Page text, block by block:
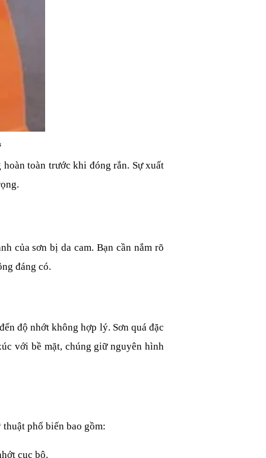
toàn trước khi đóng rắn. Sự xuất
của sơn bị da cam. Bạn cần nắm rõ
đáng có.
độ nhớt không hợp lý. Sơn quá đặc
với bề mặt, chúng giữ nguyên hình
phổ biến bao gồm:
cục bộ.